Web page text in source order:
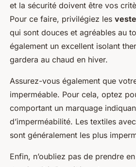
et la sécurité doivent être vos
Pour ce faire, privilégiez les
qui sont douces et agréables au
également un excellent isolant
gardera au chaud en hiver.
Assurez-vous également que
imperméable. Pour cela, optez
comportant un marquage
d’imperméabilité. Les textiles
sont généralement les plus
Enfin, n’oubliez pas de prendre